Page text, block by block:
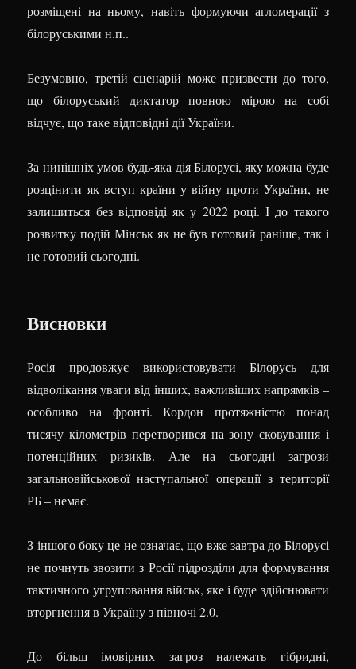
розміщені на ньому, навіть формуючи агломерації з
білоруськими н.п..
Безумовно, третій сценарій може призвести до того,
що білоруський диктатор повною мірою на собі
відчує, що таке відповідні дії України.
За нинішніх умов будь-яка дія Білорусі, яку можна буде
розцінити як вступ країни у війну проти України, не
залишиться без відповіді як у 2022 році. І до такого
розвитку подій Мінськ як не був готовий раніше, так і
не готовий сьогодні.
Висновки
Росія продовжує використовувати Білорусь для
відволікання уваги від інших, важливіших напрямків –
особливо на фронті. Кордон протяжністю понад
тисячу кілометрів перетворився на зону сковування і
потенційних ризиків. Але на сьогодні загрози
загальновійськової наступальної операції з території
РБ – немає.
З іншого боку це не означає, що вже завтра до Білорусі
не почнуть звозити з Росії підрозділи для формування
тактичного угруповання військ, яке і буде здійснювати
вторгнення в Україну з півночі 2.0.
До більш імовірних загроз належать гібридні,